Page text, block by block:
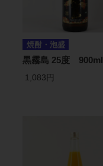
焼酎・泡盛
黒霧島 25度 900ml
1,083円